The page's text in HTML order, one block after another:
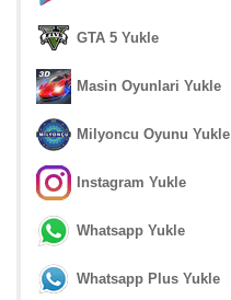
GTA 5 Yukle
Masin Oyunlari Yukle
Milyoncu Oyunu Yukle
Instagram Yukle
Whatsapp Yukle
Whatsapp Plus Yukle